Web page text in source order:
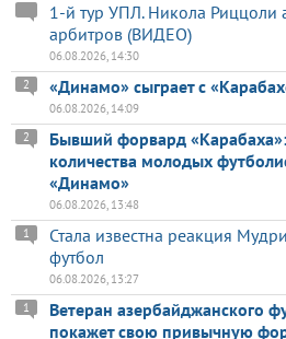
1-й тур УПЛ. Никола Риццоли
арбитров (ВИДЕО)
06.08.2026, 14:30
«Динамо» сыграет с
2
06.08.2026, 14:09
Бывший форвард
количества молодых
«Динамо»
2
06.08.2026, 13:48
Стала известна реакция
футбол
1
06.08.2026, 13:27
Ветеран азербайджанского
покажет свою привычную
1